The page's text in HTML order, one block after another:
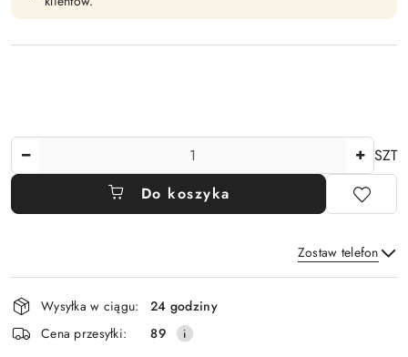
SZT
Do koszyka
Zostaw telefon
Wyślij
Dostępność
i
dostawa
Wysyłka w ciągu:
24 godziny
Cena przesyłki:
89